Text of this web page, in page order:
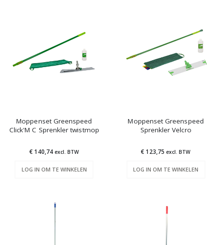
Moppenset Greenspeed
Click'M C Sprenkler twistmop
€ 140,74 excl. BTW
LOG IN OM TE WINKELEN
Moppenset Greenspeed
Sprenkler Velcro
€ 123,75excl. BTW
LOG IN OM TE WINKELEN